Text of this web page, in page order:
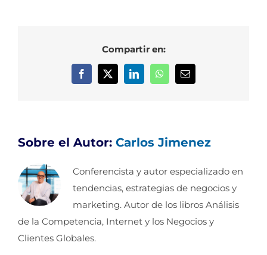
Compartir en:
Facebook
X LinkedInWhatsAppCorreo
Sobre el Autor: Carlos Jimenez
Conferencista y autor especializado en
tendencias, estrategias de negocios y
marketing. Autor de los libros Análisis
de la Competencia, Internet y los Negocios y
Clientes Globales.